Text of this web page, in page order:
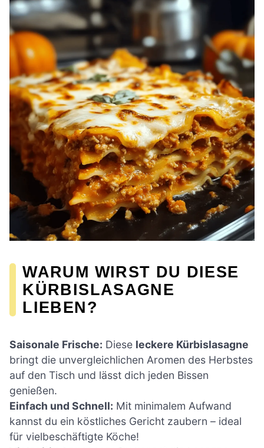
WARUM WIRST DU DIESE
KÜRBISLASAGNE
LIEBEN?
Saisonale Frische: Diese leckere Kürbislasagne
bringt die unvergleichlichen Aromen des Herbstes
auf den Tisch und lässt dich jeden Bissen
genießen.
Einfach und Schnell: Mit minimalem Aufwand
kannst du ein köstliches Gericht zaubern – ideal
für vielbeschäftigte Köche!